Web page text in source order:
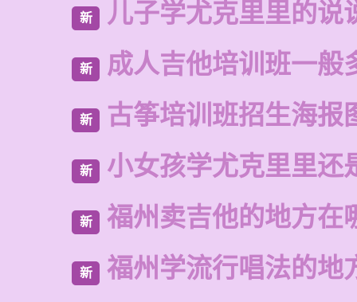
新 儿子学尤克里里的说
新 成人吉他培训班一般
新 古筝培训班招生海报
新 小女孩学尤克里里还
新 福州卖吉他的地方在
新 福州学流行唱法的地